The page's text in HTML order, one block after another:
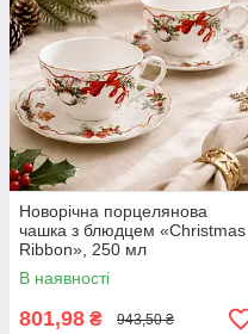
Новорічна порцелянова
чашка з блюдцем «Christmas
Ribbon», 250 мл
В наявності
801,98 ₴ 943,50 ₴